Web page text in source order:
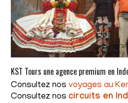
KST Tours une agence premium en
Consultez nosvoyages au
Consultez nos circuits en